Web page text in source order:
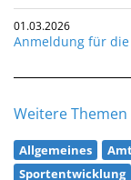
01.03.2026
Anmeldung für
Weitere Themen
Allgemeines
Sportentwicklung